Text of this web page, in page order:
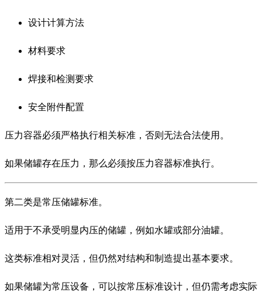
设计计算方法
材料要求
焊接和检测要求
安全附件配置
压力容器必须严格执行相关标准，否则无法合法使用。
如果储罐存在压力，那么必须按压力容器标准执行。
第二类是常压储罐标准。
适用于不承受明显内压的储罐，例如水罐或部分油罐。
这类标准相对灵活，但仍然对结构和制造提出基本要求。
如果储罐为常压设备，可以按常压标准设计，但仍需考虑实际